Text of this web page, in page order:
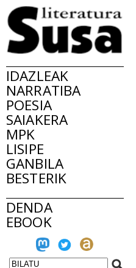
IDAZLEAK
NARRATIBA
POESIA
SAIAKERA
MPK
LISIPE
GANBILA
BESTERIK
DENDA
EBOOK